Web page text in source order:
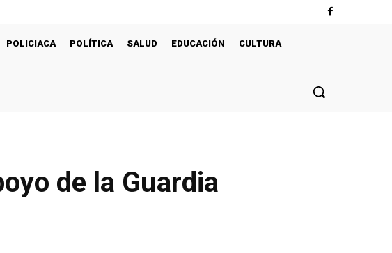
POLICIACA POLÍTICA SALUD EDUCACIÓN
CULTURA
de la Guardia